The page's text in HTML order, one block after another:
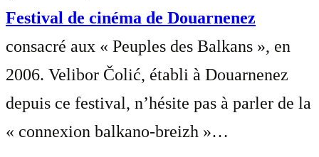
Festival de cinéma de Douarnenez
consacré aux « Peuples des Balkans », en
2006. Velibor Čolić, établi à Douarnenez
depuis ce festival, n’hésite pas à parler de la
« connexion balkano-breizh »…